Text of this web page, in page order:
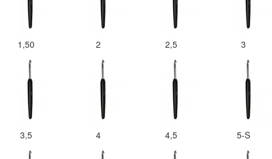
1,50 2 2,5 3
3,5 4 4,5 5-S